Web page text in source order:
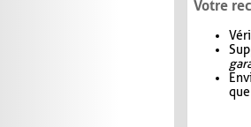
Votre
que